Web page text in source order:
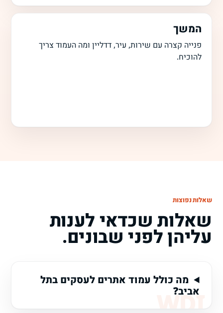
המשך
פנייה קצרה עם שירות, עיר, דדליין ומה העמוד צריך
להוכיח.
שאלות נפוצות
שאלות שכדאי לענות
עליהן לפני שבונים.
מה כולל עמוד אתרים לעסקים בתל
אביב?